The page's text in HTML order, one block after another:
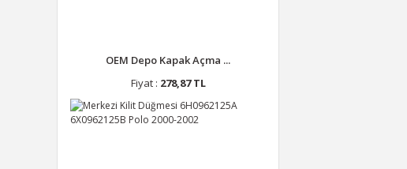
OEM Depo Kapak Açma ...
Fiyat : 278,87 TL